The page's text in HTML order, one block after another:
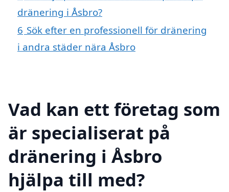
dränering i Åsbro?
6 Sök efter en professionell för dränering
i andra städer nära Åsbro
Vad kan ett företag som
är specialiserat på
dränering i Åsbro
hjälpa till med?